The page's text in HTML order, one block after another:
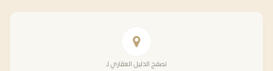
تصفح الدليل العقاري لـ